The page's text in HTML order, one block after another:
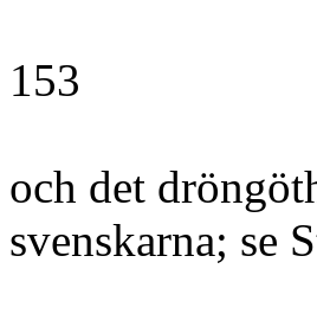
153
och det
svenskarna; se